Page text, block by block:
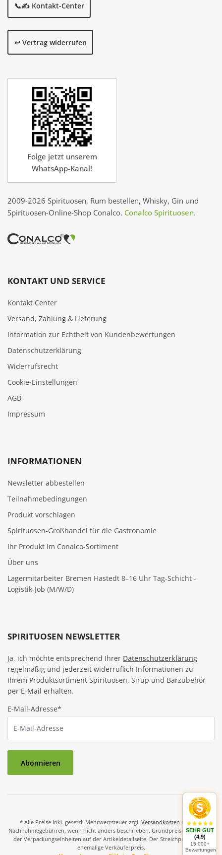
📞✍️ Kontakt-Center
↩️ Vertrag widerrufen
Folge jetzt unserem
WhatsApp-Kanal!
2009-2026 Spirituosen, Rum bestellen, Whisky, Gin und
Spirituosen-Online-Shop Conalco. Conalco Spirituosen.
KONTAKT UND SERVICE
Kontakt Center
Versand, Zahlung & Lieferung
Information zur Echtheit von Kundenbewertungen
Datenschutzerklärung
Widerrufsrecht
Cookie‑Einstellungen
AGB
Impressum
INFORMATIONEN
Newsletter abbestellen
Teilnahmebedingungen
Produkt vorschlagen
Spirituosen-Großhandel für die Gastronomie
Ihr Produkt im Conalco-Sortiment
Über uns
Lagermitarbeiter Bremen Hastedt 8–16 Uhr Tag-Schicht -
Logistik-Job (M/W/D)
SPIRITUOSEN NEWSLETTER
Ja, ich möchte entsprechend Ihrer Datenschutzerklärung
regelmäßig und jederzeit widerruflich Informationen zu
Ihrem Produktsortiment Spirituosen, Sirup und Barzubehör
per E-Mail erhalten.
E-Mail-Adresse*
Abonnieren
* Alle Preise inkl. gesetzl. Mehrwertsteuer zzgl. Versandkosten und ggf.
Nachnahmegebühren, wenn nicht anders beschrieben. Grundpreise und Preise
der Verpackungseinheiten auf der Artikeldetailseite. Der Streichpreis ist der
ehemalige Verkäuferpreis.
SEHR GUT
(4,9)
15.000+
Bewertungen